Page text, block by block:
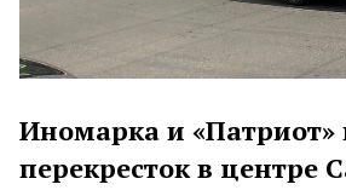
Иномарка и «Патриот»
перекресток в центре